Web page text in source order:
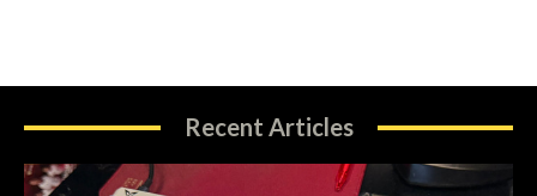
Recent Articles